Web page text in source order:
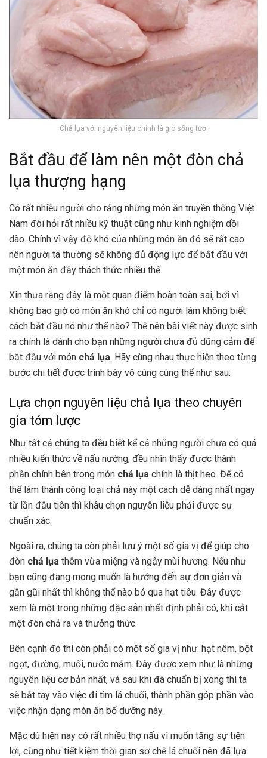
Chả lụa với nguyên liệu chính là giò sống tươi
Bắt đầu để làm nên một đòn chả
lụa thượng hạng
Có rất nhiều người cho rằng những món ăn truyền thống Việt
Nam đòi hỏi rất nhiều kỹ thuật cũng như kinh nghiệm dồi
dào. Chính vì vậy độ khó của những món ăn đó sẽ rất cao
nên người ta thường sẽ không đủ động lực để bắt đầu với
một món ăn đầy thách thức nhiều thế.
Xin thưa rằng đây là một quan điểm hoàn toàn sai, bởi vì
không bao giờ có món ăn khó chỉ có người làm không biết
cách bắt đầu nó như thế nào? Thế nên bài viết này được sinh
ra chính là dành cho bạn những người chưa đủ dũng cảm để
bắt đầu với món chả lụa. Hãy cùng nhau thực hiện theo từng
bước chi tiết được trình bày vô cùng cùng thể như sau:
Lựa chọn nguyên liệu chả lụa theo chuyên
gia tóm lược
Như tất cả chúng ta đều biết kể cả những người chưa có quá
nhiều kiến thức về nấu nướng, đều nhìn thấy được thành
phần chính bên trong món chả lụa chính là thịt heo. Để có
thể làm thành công loại chả này một cách dễ dàng nhất ngay
từ lần đầu tiên thì khâu chọn nguyên liệu phải được sự
chuẩn xác.
Ngoài ra, chúng ta còn phải lưu ý một số gia vị để giúp cho
đòn chả lụa thêm vừa miệng và ngậy mùi hương. Nếu như
bạn cũng đang mong muốn là hướng đến sự đơn giản và
gần gũi nhất thì không thể nào bỏ qua hạt tiêu. Đây được
xem là một trong những đặc sản nhất định phải có, khi cắt
một đòn chả ra và thưởng thức.
Bên cạnh đó thì còn phải có một số gia vị như: hạt nêm, bột
ngọt, đường, muối, nước mắm. Đây được xem như là những
nguyên liệu cơ bản nhất, và sau khi đã chuẩn bị xong thì ta
sẽ bắt tay vào việc đi tìm lá chuối, thành phần góp phần vào
việc nhận dạng món ăn bổ dưỡng này.
Mặc dù hiện nay có rất nhiều thợ nấu vì muốn tăng sự tiện
lợi, cũng như tiết kiệm thời gian sơ chế lá chuối nên đã lựa